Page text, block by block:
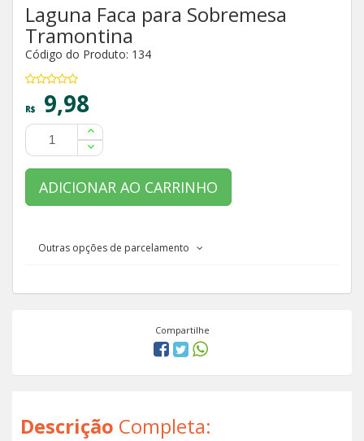
Laguna Faca para Sobremesa
Tramontina
Código do Produto: 134
R$ 9,98
ADICIONAR AO CARRINHO
Outras opções de parcelamento
Compartilhe
Descrição Completa: